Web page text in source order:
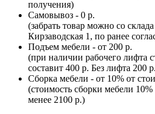
получения)
Самовывоз - 0 р.
(забрать товар можно со
Кирзаводская 1, по ранее
Подъем мебели - от 200 р.
(при наличии рабочего лифта
составит 400 р. Без лифта 200
Сборка мебели - от 10% от
(стоимость сборки мебели
менее 2100 р.)